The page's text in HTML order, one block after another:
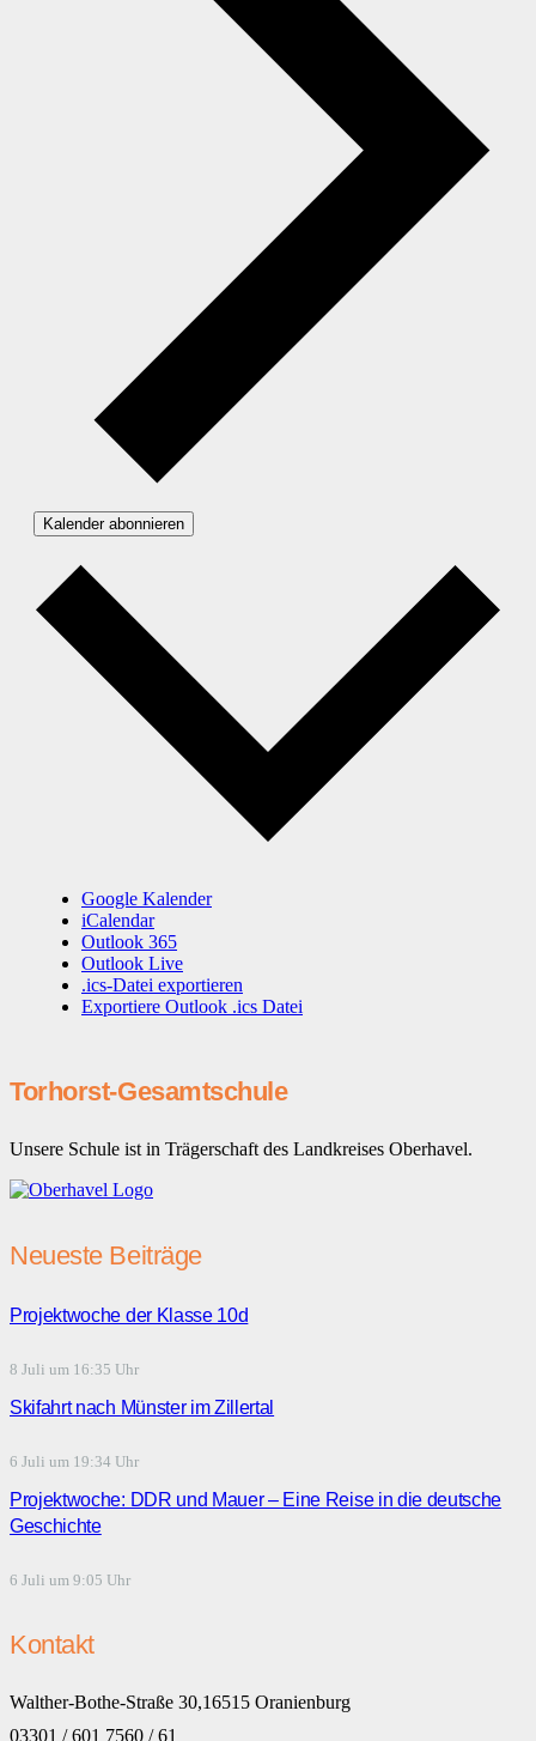
Kalender abonnieren
Google Kalender
iCalendar
Outlook 365
Outlook Live
.ics-Datei exportieren
Exportiere Outlook .ics Datei
Torhorst-Gesamtschule
Unsere Schule ist in Trägerschaft des Landkreises Oberhavel.
Neueste Beiträge
Projektwoche der Klasse 10d
8 Juli um 16:35 Uhr
Skifahrt nach Münster im Zillertal
6 Juli um 19:34 Uhr
Projektwoche: DDR und Mauer – Eine Reise in die deutsche
Geschichte
6 Juli um 9:05 Uhr
Kontakt
Walther-Bothe-Straße 30,16515 Oranienburg
03301 / 601 7560 / 61